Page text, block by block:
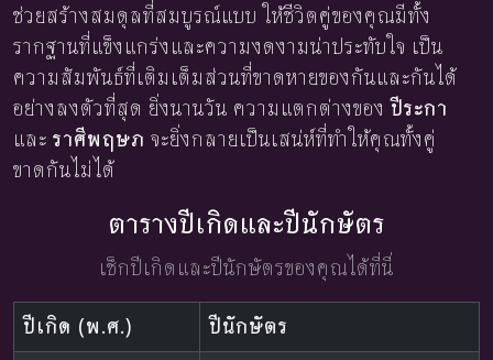
ช่วยสร้างสมดุลที่สมบูรณ์แบบ ให้ชีวิตคู่ของคุณมีทั้ง
รากฐานที่แข็งแกร่งและความงดงามน่าประทับใจ เป็น
ความสัมพันธ์ที่เติมเต็มส่วนที่ขาดหายของกันและกันได้
อย่างลงตัวที่สุด ยิ่งนานวัน ความแตกต่างของปีระกา
และ ราศีพฤษภ จะยิ่งกลายเป็นเสน่ห์ที่ทำให้คุณทั้งคู่
ขาดกันไม่ได้
ตารางปีเกิดและปีนักษัตร
เช็กปีเกิดและปีนักษัตรของคุณได้ที่นี่
ปีเกิด (พ.ศ.)
ปีนักษัตร